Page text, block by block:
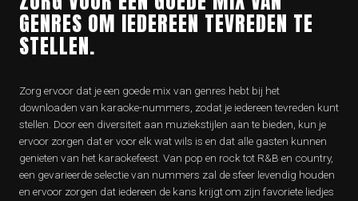
GENRES OM IEDEREEN TEVREDEN TE
STELLEN.
Zorg ervoor dat je een goede mix van genres hebt bij het
downloaden van karaoke-nummers, zodat je iedereen tevreden kunt
stellen. Door een diversiteit aan muziekstijlen aan te bieden, kun je
ervoor zorgen dat er voor elk wat wils is en dat alle gasten kunnen
genieten van het karaokefeest. Van pop en rock tot R&B en country,
een gevarieerde selectie van nummers zal de sfeer levendig houden
en ervoor zorgen dat iedereen de kans krijgt om zijn favoriete liedjes